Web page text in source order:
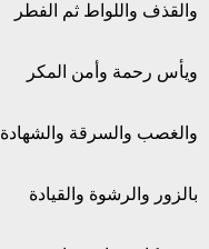
والقذف واللواط ثم الفطر
ويأس رحمة وأمن المكر
والغصب والسرقة والشهادة
بالزور والرشوة والقيادة